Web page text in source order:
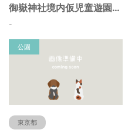
御嶽神社境内仮児童遊園（東京都豊島区）
-
公園
東京都